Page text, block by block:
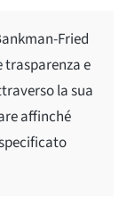
Fried
e
la sua
affinché